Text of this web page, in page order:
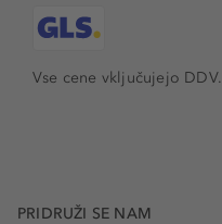
Vse cene vključujejo
PRIDRUŽI SE NAM